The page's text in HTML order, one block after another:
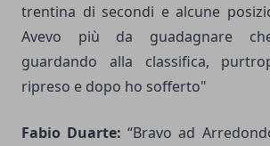
trentina di secondi e alcune
Avevo più da guadagnare
guardando alla classifica,
ripreso e dopo ho sofferto"
Fabio Duarte: “Bravo ad